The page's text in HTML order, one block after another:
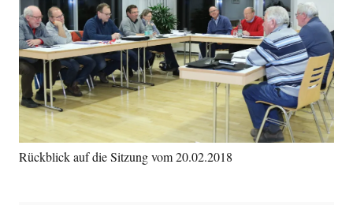
Rückblick auf die Sitzung vom 20.02.2018